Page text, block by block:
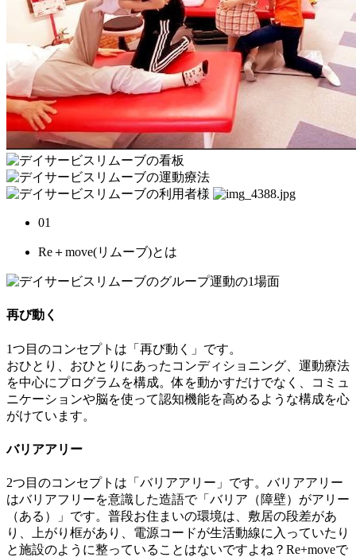
01
Re＋move(リムーブ)とは
再び動く
1つ目のコンセプトは「再び動く」です。
おひとり、おひとりにあったコンディショニング、運動療法
を中心にプログラムを構成。体を動かすだけでなく、コミュ
ニケーションや脳を使って認知機能を高めるような構成を心
がけています。
バリアアリー
2つ目のコンセプトは「バリアアリー」です。バリアアリー
はバリアフリーを意識した造語で「バリア（障壁）がアリー
（ある）」です。普段お住まいの環境は、敷居の段差があ
り、上がり框があり、電源コードが生活動線に入っていたり
と施設のように整っていることはないですよね？Re+moveで